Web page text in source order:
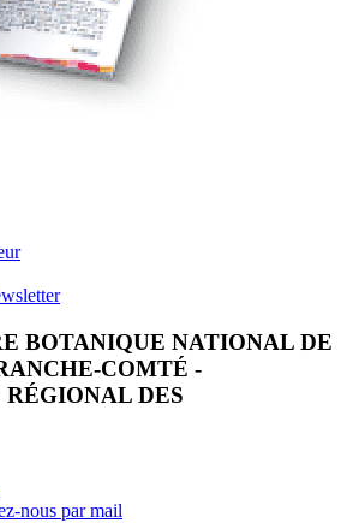
BOTANIQUE NATIONAL DE
COMTÉ -
RÉGIONAL DES
nous par mail